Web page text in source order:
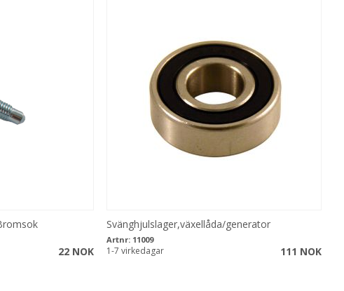
22 NOK
Svänghjulslager,växellåda/generator
Artnr: 11009
111 NOK
1-7 virkedagar